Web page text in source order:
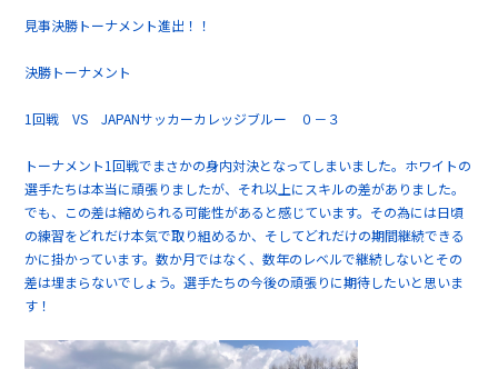
見事決勝トーナメント進出！！
決勝トーナメント
1回戦 VS JAPANサッカーカレッジブルー ０－３
トーナメント1回戦でまさかの身内対決となってしまいました。ホワイトの
選手たちは本当に頑張りましたが、それ以上にスキルの差がありました。
でも、この差は縮められる可能性があると感じています。その為には日頃
の練習をどれだけ本気で取り組めるか、そしてどれだけの期間継続できる
かに掛かっています。数か月ではなく、数年のレベルで継続しないとその
差は埋まらないでしょう。選手たちの今後の頑張りに期待したいと思いま
す！